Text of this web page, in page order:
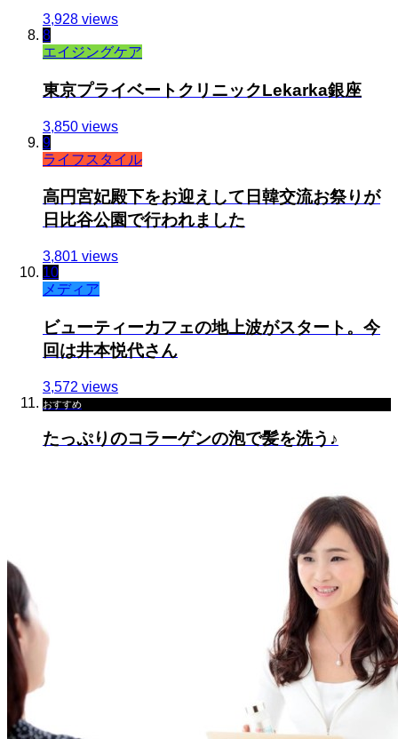
3,928 views
8
エイジングケア
東京プライベートクリニックLekarka銀座
3,850 views
9
ライフスタイル
高円宮妃殿下をお迎えして日韓交流お祭りが
日比谷公園で行われました
3,801 views
10
メディア
ビューティーカフェの地上波がスタート。今
回は井本悦代さん
3,572 views
おすすめ
たっぷりのコラーゲンの泡で髪を洗う♪